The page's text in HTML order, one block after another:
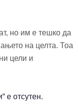
но им е тешко да
на целта. Тоа
цели и
е отсутен.